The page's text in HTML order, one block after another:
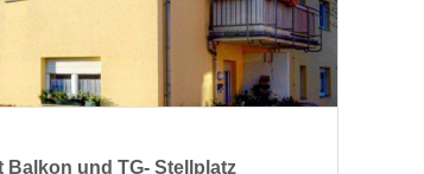
und TG- Stellplatz